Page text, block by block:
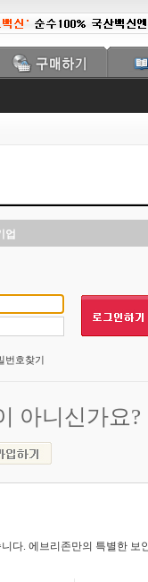
업
번호찾기
아니신가요?
다. 에브리존만의 특별한 보